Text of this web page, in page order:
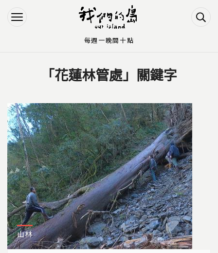
Jump to Navigation
Jump to Main content
「花蓮林管處」關鍵字
山林
每週一晚間十點